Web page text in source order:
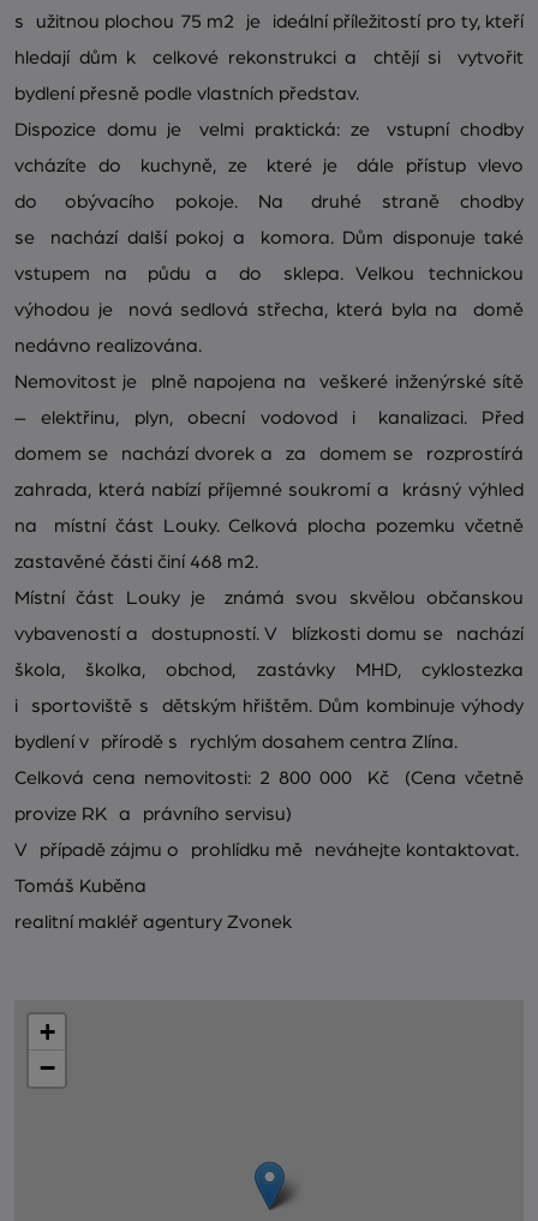
s užitnou plochou 75 m2 je ideální příležitostí pro ty, kteří
hledají dům k celkové rekonstrukci a chtějí si vytvořit
bydlení přesně podle vlastních představ.
Dispozice domu je velmi praktická: ze vstupní chodby
vcházíte do kuchyně, ze které je dále přístup vlevo
do obývacího pokoje. Na druhé straně chodby
se nachází další pokoj a komora. Dům disponuje také
vstupem na půdu a do sklepa. Velkou technickou
výhodou je nová sedlová střecha, která byla na domě
nedávno realizována.
Nemovitost je plně napojena na veškeré inženýrské sítě
– elektřinu, plyn, obecní vodovod i kanalizaci. Před
domem se nachází dvorek a za domem se rozprostírá
zahrada, která nabízí příjemné soukromí a krásný výhled
na místní část Louky. Celková plocha pozemku včetně
zastavěné části činí 468 m2.
Místní část Louky je známá svou skvělou občanskou
vybaveností a dostupností. V blízkosti domu se nachází
škola, školka, obchod, zastávky MHD, cyklostezka
i sportoviště s dětským hřištěm. Dům kombinuje výhody
bydlení v přírodě s rychlým dosahem centra Zlína.
Celková cena nemovitosti: 2 800 000 Kč (Cena včetně
provize RK a právního servisu)
V případě zájmu o prohlídku mě neváhejte kontaktovat.
Tomáš Kuběna
realitní makléř agentury Zvonek
+
−